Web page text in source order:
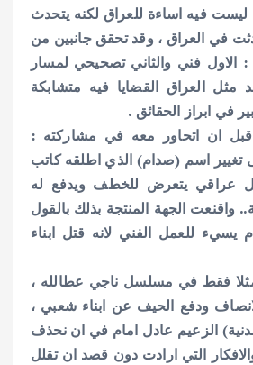
فيه اساءة للعراق لكنه يتحدث
في العراق ، وقد تحقق جانبين من
الاول فني والثاني تصحيحي لمسار
مثل العراق القضايا فيه متشابكة
في ابراز الحقائق .
قبل ان اتحاور معه في مشاركته :
تغيير اسم (صدام) الذي اطلقه كاتب
عراقي يتعرض للخطف ويدفع له
واقنعت الجهة المنتجة بذلك بالقول
للعمل الفني لانه قتل ابناء
فقط في مسلسل ناجي عطالله ،
ودفع الحيف عن ابناء شعبي ،
الزعيم عادل امام في ان نحذف
التي ارادت دون قصد ان تقلل